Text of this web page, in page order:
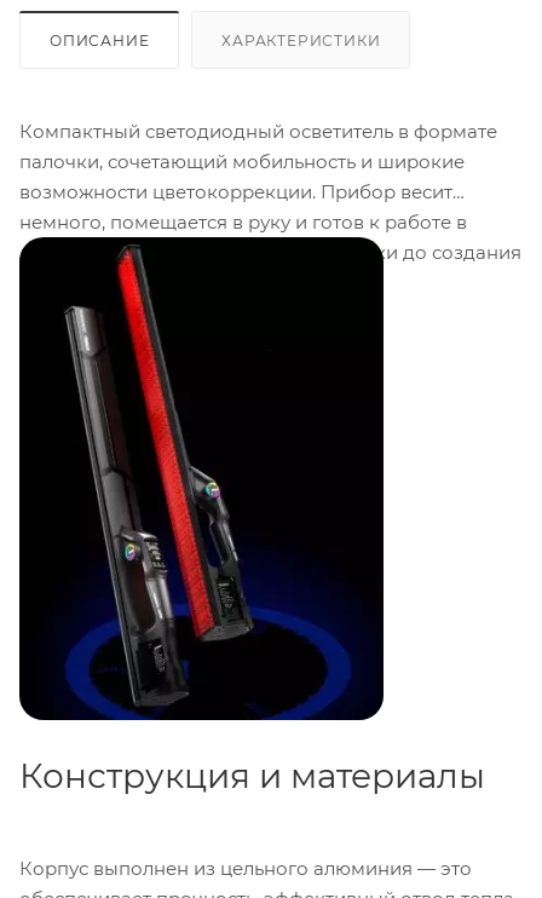
ОПИСАНИЕ ХАРАКТЕРИСТИКИ
Компактный светодиодный осветитель в формате
палочки, сочетающий мобильность и широкие
возможности цветокоррекции. Прибор весит
немного, помещается в руку и готов к работе в
любых условиях: от предметной съёмки до создания
атмосферных акцентов в видео.
Конструкция и материалы
Корпус выполнен из цельного алюминия — это